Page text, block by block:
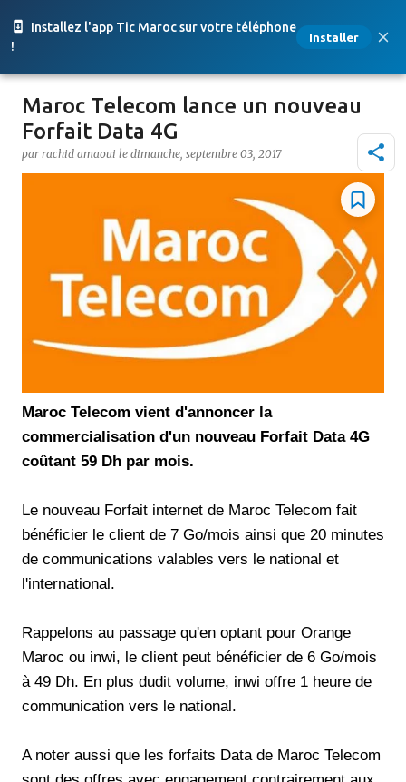
Installez l'app Tic Maroc sur votre téléphone
!
Installer
Accéder au contenu principal
Maroc Telecom lance un nouveau
Forfait Data 4G
par rachid amaoui le dimanche, septembre 03, 2017
Maroc Telecom vient d'annoncer la
commercialisation d'un nouveau Forfait Data 4G
coûtant 59 Dh par mois.
Le nouveau Forfait internet de Maroc Telecom fait
bénéficier le client de 7 Go/mois ainsi que 20 minutes
de communications valables vers le national et
l'international.
Rappelons au passage qu'en optant pour Orange
Maroc ou inwi, le client peut bénéficier de 6 Go/mois
à 49 Dh. En plus dudit volume, inwi offre 1 heure de
communication vers le national.
A noter aussi que les forfaits Data de Maroc Telecom